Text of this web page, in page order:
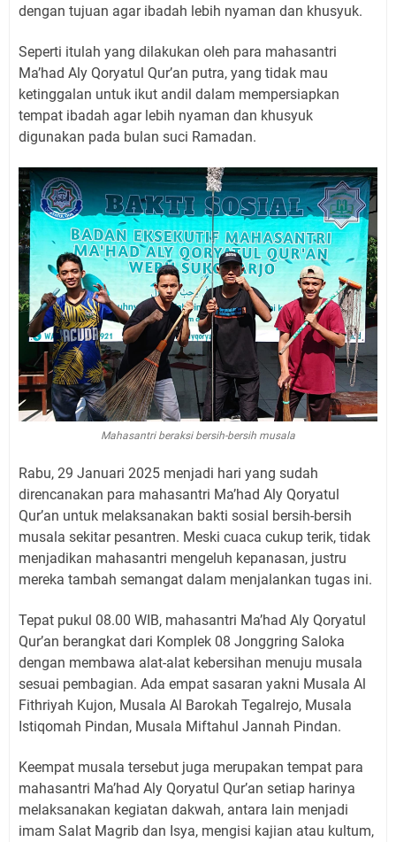
dengan tujuan agar ibadah lebih nyaman dan khusyuk.
Seperti itulah yang dilakukan oleh para mahasantri
Ma’had Aly Qoryatul Qur’an putra, yang tidak mau
ketinggalan untuk ikut andil dalam mempersiapkan
tempat ibadah agar lebih nyaman dan khusyuk
digunakan pada bulan suci Ramadan.
Mahasantri beraksi bersih-bersih musala
Rabu, 29 Januari 2025 menjadi hari yang sudah
direncanakan para mahasantri Ma’had Aly Qoryatul
Qur’an untuk melaksanakan bakti sosial bersih-bersih
musala sekitar pesantren. Meski cuaca cukup terik, tidak
menjadikan mahasantri mengeluh kepanasan, justru
mereka tambah semangat dalam menjalankan tugas ini.
Tepat pukul 08.00 WIB, mahasantri Ma’had Aly Qoryatul
Qur’an berangkat dari Komplek 08 Jonggring Saloka
dengan membawa alat-alat kebersihan menuju musala
sesuai pembagian. Ada empat sasaran yakni Musala Al
Fithriyah Kujon, Musala Al Barokah Tegalrejo, Musala
Istiqomah Pindan, Musala Miftahul Jannah Pindan.
Keempat musala tersebut juga merupakan tempat para
mahasantri Ma’had Aly Qoryatul Qur’an setiap harinya
melaksanakan kegiatan dakwah, antara lain menjadi
imam Salat Magrib dan Isya, mengisi kajian atau kultum,